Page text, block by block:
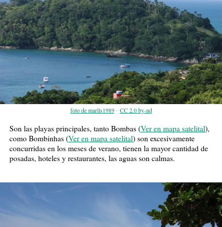
foto de marlls1989- CC 2.0 by-nd
Son las playas principales, tanto Bombas (Ver en mapa satelital),
como Bombinhas (Ver en mapa satelital) son excesivamente
concurridas en los meses de verano, tienen la mayor cantidad de
posadas, hoteles y restaurantes, las aguas son calmas.